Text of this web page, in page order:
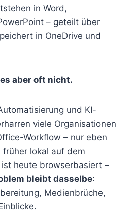
in Word,
– geteilt über
in OneDrive und
aber oft nicht.
und KI-
viele Organisationen
Workflow – nur eben
früher lokal auf dem
heute browserbasiert –
bleibt dasselbe:
Medienbrüche,